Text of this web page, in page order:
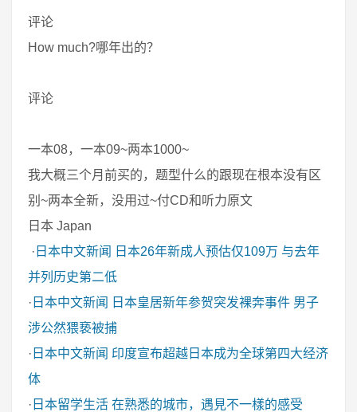
评论
How much?哪年出的？
评论
一本08，一本09~两本1000~
我大概三个月前买的，题型什么的跟现在根本没有区
别~两本全新，没用过~付CD和听力原文
日本 Japan
· 日本中文新闻
日本26年新成人预估仅109万 与去年
并列历史第二低
· 日本中文新闻
日本皇居新年参贺突发裸奔事件 男子
涉公然猥亵被捕
· 日本中文新闻 印度宣布超越日本成为全球第四大经济
体
· 日本留学生活 在熟悉的城市，遇見不一樣的感受